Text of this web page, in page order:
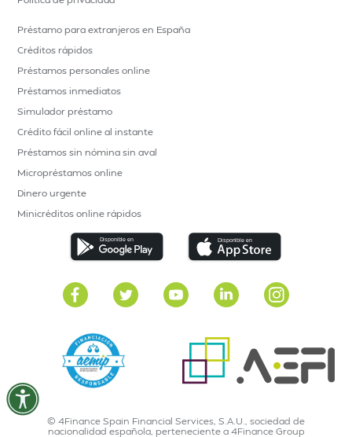
Préstamo para extranjeros en España
Créditos rápidos
Préstamos personales online
Préstamos inmediatos
Simulador préstamo
Crédito fácil online al instante
Préstamos sin nómina sin aval
Micropréstamos online
Dinero urgente
Minicréditos online rápidos
© 4Finance Spain Financial Services, S.A.U., sociedad de
nacionalidad española, perteneciente a 4Finance Group